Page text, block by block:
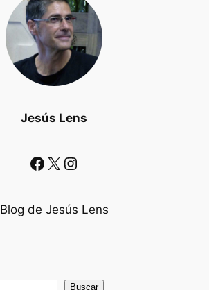
Jesús Lens
Facebook X Instagram
Blog de Jesús Lens
Buscar